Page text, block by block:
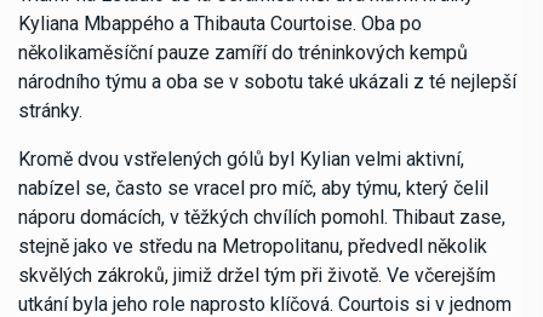
Kyliana Mbappého a Thibauta Courtoise. Oba po
několikaměsíční pauze zamíří do tréninkových kempů
národního týmu a oba se v sobotu také ukázali z té nejlepší
stránky.
Kromě dvou vstřelených gólů byl Kylian velmi aktivní,
nabízel se, často se vracel pro míč, aby týmu, který čelil
náporu domácích, v těžkých chvílích pomohl. Thibaut zase,
stejně jako ve středu na Metropolitanu, předvedl několik
skvělých zákroků, jimiž držel tým při životě. Ve včerejším
utkání byla jeho role naprosto klíčová. Courtois si v jednom